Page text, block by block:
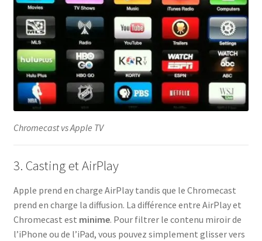
Chromecast vs Apple TV
3. Casting et AirPlay
Apple prend en charge AirPlay tandis que le Chromecast
prend en charge la diffusion. La différence entre AirPlay et
Chromecast est minime. Pour filtrer le contenu miroir de
l’iPhone ou de l’iPad, vous pouvez simplement glisser vers